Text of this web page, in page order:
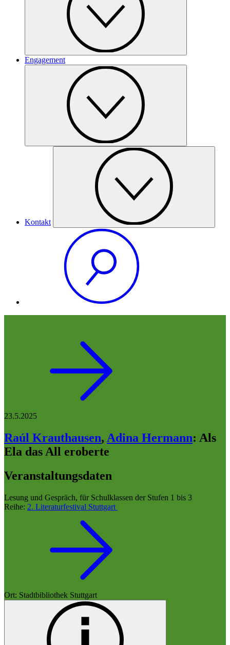
Engagement
Kontakt
23.5.2025
Raúl Krauthausen, Adina Hermann: Als
Ela das All eroberte
Veranstaltungsdaten
Lesung und Gespräch, für Schulklassen der Stufen 1 bis 3
Reihe: 2. Literaturfestival Stuttgart
Ort: Stadtbibliothek Stuttgart